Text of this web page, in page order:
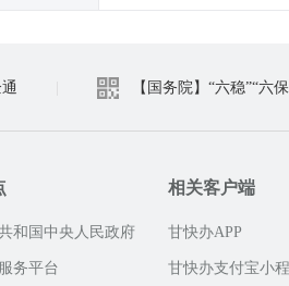
【国务院】“六稳”“六
和国中央人民政府
务平台
相关客户端
甘快办APP
甘快办支付宝小